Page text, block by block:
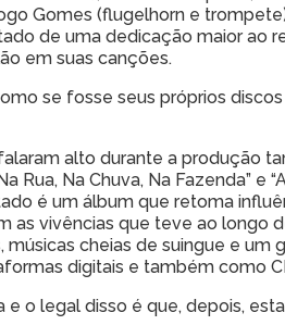
Gomes (flugelhorn e
de uma dedicação maior ao
em suas canções.
se fosse seus próprios
alto durante a produção
Na Chuva, Na Fazenda” e
é um álbum que retoma
as vivências que teve ao longo
cheias de suingue e
digitais e também como
o legal disso é que, depois,